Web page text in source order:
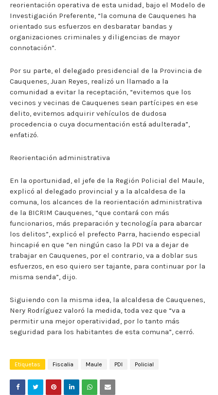
reorientación operativa de esta unidad, bajo el Modelo de
Investigación Preferente, “la comuna de Cauquenes ha
orientado sus esfuerzos en desbaratar bandas y
organizaciones criminales y diligencias de mayor
connotación”.
Por su parte, el delegado presidencial de la Provincia de
Cauquenes, Juan Reyes, realizó un llamado a la
comunidad a evitar la receptación, “evitemos que los
vecinos y vecinas de Cauquenes sean partícipes en ese
delito, evitemos adquirir vehículos de dudosa
procedencia o cuya documentación está adulterada”,
enfatizó.
Reorientación administrativa
En la oportunidad, el jefe de la Región Policial del Maule,
explicó al delegado provincial y a la alcaldesa de la
comuna, los alcances de la reorientación administrativa
de la BICRIM Cauquenes, “que contará con más
funcionarios, más preparación y tecnología para abarcar
los delitos”, explicó el prefecto Parra, haciendo especial
hincapié en que “en ningún caso la PDI va a dejar de
trabajar en Cauquenes, por el contrario, va a doblar sus
esfuerzos, en eso quiero ser tajante, para continuar por la
misma senda”, dijo.
Siguiendo con la misma idea, la alcaldesa de Cauquenes,
Nery Rodríguez valoró la medida, toda vez que “va a
permitir una mejor operatividad, por lo tanto más
seguridad para los habitantes de esta comuna”, cerró.
Etiquetas Fiscalia Maule PDI Policial